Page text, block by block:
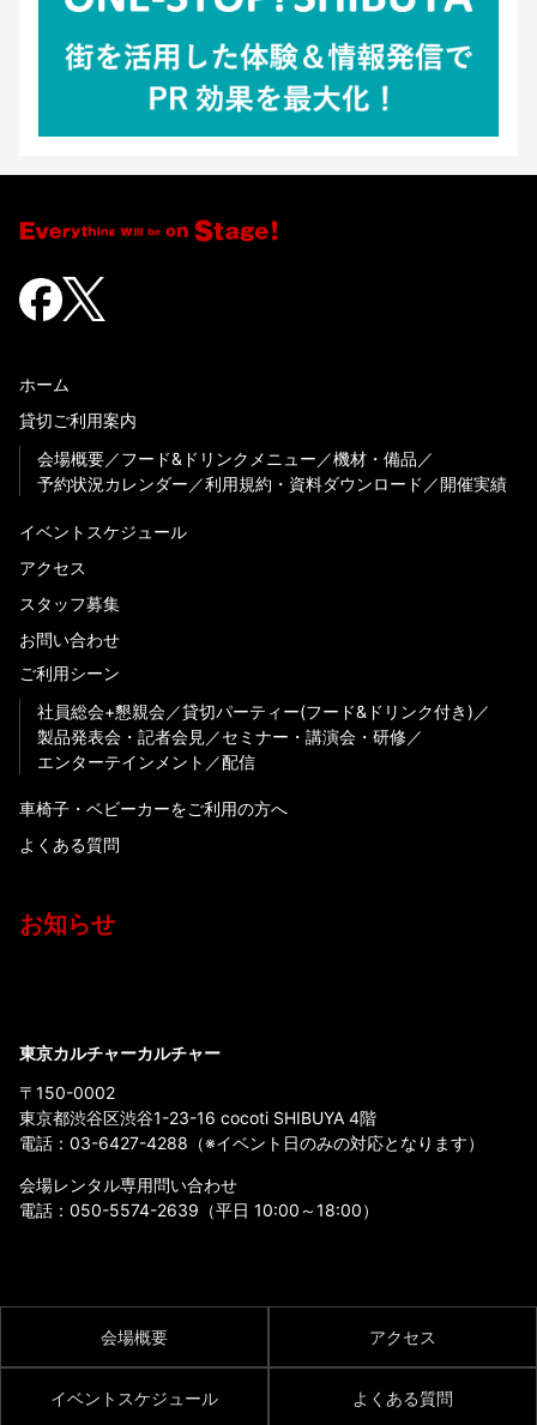
ホーム
貸切ご利用案内
会場概要
フード&ドリンクメニュー
機材・備品
予約状況カレンダー
利用規約・資料ダウンロード 開催実績
イベントスケジュール
アクセス
スタッフ募集
お問い合わせ
ご利用シーン
社員総会+懇親会
貸切パーティー(フード&ドリンク付き)
製品発表会・記者会見
セミナー・講演会・研修
エンターテインメント
配信
車椅子・ベビーカーをご利用の方へ
よくある質問
お知らせ
東京カルチャーカルチャー
〒150-0002
東京都渋谷区渋谷1-23-16 cocoti SHIBUYA 4階
電話： 03-6427-4288 （※イベント日のみの対応となります）
会場レンタル専用問い合わせ
電話： 050-5574-2639 （平日 10:00～18:00）
会場概要 アクセス
イベントスケジュール よくある質問